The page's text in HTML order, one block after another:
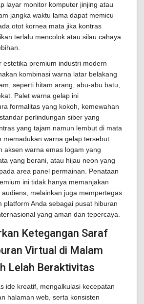
layar monitor komputer jinjing atau
jangka waktu lama dapat memicu
otot kornea mata jika kontras
terlalu mencolok atau silau cahaya
estetika premium industri modern
kombinasi warna latar belakang
seperti hitam arang, abu-abu batu,
Palet warna gelap ini
formalitas yang kokoh, kemewahan
perlindungan siber yang
yang tajam namun lembut di mata
memadukan warna gelap tersebut
aksen warna emas logam yang
yang berani, atau hijau neon yang
area panel permainan. Penataan
ini tidak hanya memanjakan
melainkan juga mempertegas
platform Anda sebagai pusat hiburan
yang aman dan tepercaya.
Ketegangan Saraf
Virtual di Malam
Lelah Beraktivitas
ide kreatif, mengalkulasi kecepatan
halaman web, serta konsisten